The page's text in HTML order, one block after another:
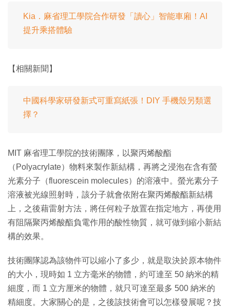
Kia．麻省理工學院合作研發「讀心」智能車廂！AI
提升乘搭體驗
【相關新聞】
中國科學家研發新式可重寫紙張！DIY 手機殼另類選
擇？
MIT 麻省理工學院的技術團隊，以聚丙烯酸酯
（Polyacrylate）物料來製作新結構，再將之浸泡在含有螢
光素分子（fluorescein molecules）的溶液中。螢光素分子
溶液被光線照射時，該分子就會依附在聚丙烯酸酯新結構
上，之後藉雷射方法，將任何粒子放置在指定地方，再使用
有阻隔聚丙烯酸酯負電作用的酸性物質，就可做到縮小新結
構的效果。
技術團隊認為該物件可以縮小了多少，就是取決於原本物件
的大小，現時如 1 立方毫米的物體，約可達至 50 納米的精
細度，而 1 立方厘米的物體，就只可達至最多 500 納米的
精細度。大家關心的是，之後該技術會可以怎樣發展呢？技